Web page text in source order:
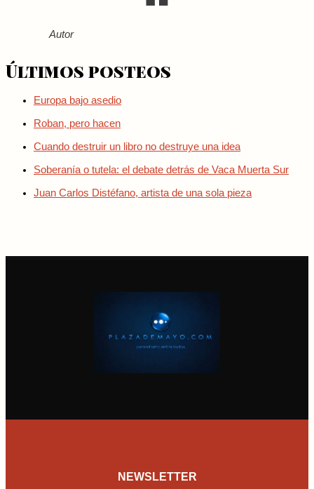
Autor
Últimos posteos
Europa bajo asedio
Roban, pero hacen
Cuando destruir un libro no destruye una idea
Soberanía o tutela: el debate detrás de Vaca Muerta Sur
Juan Carlos Distéfano, artista de una sola pieza
NEWSLETTER